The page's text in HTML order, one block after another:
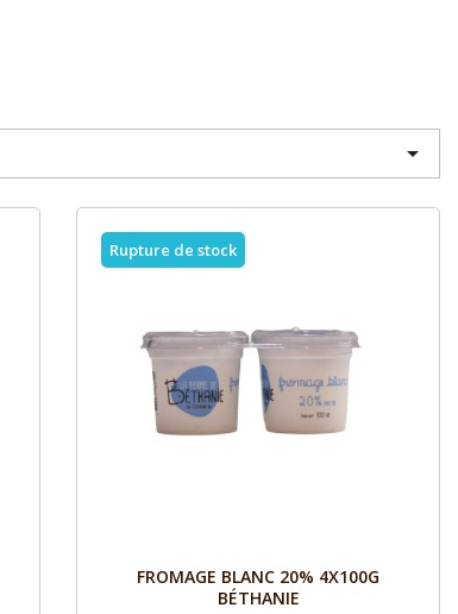

 Aperçu
FROMAGE BLANC 20% 4X100G
BÉTHANIE
Rupture de stock